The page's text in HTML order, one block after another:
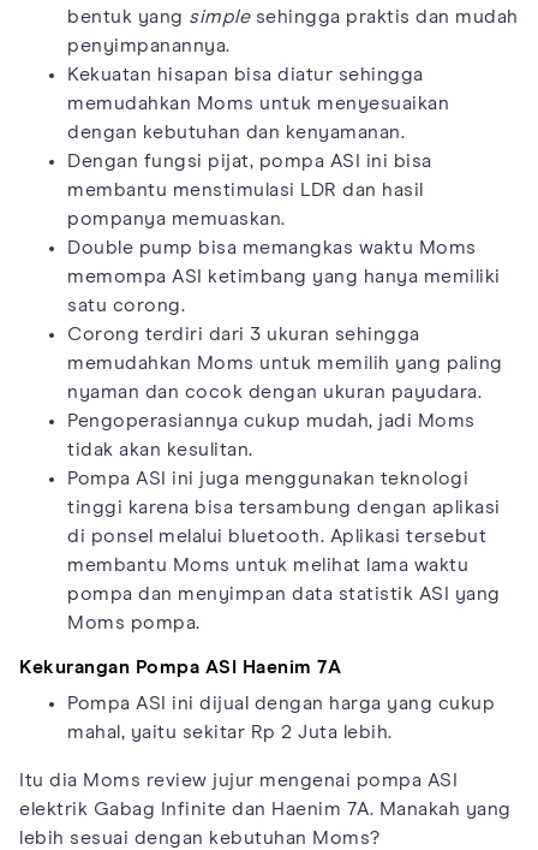
bentuk yang simplesehingga praktis dan mudah
penyimpanannya.
Kekuatan hisapan bisa diatur sehingga
memudahkan Moms untuk menyesuaikan
dengan kebutuhan dan kenyamanan.
Dengan fungsi pijat, pompa ASI ini bisa
membantu menstimulasi LDR dan hasil
pompanya memuaskan.
Double pump bisa memangkas waktu Moms
memompa ASI ketimbang yang hanya memiliki
satu corong.
Corong terdiri dari 3 ukuran sehingga
memudahkan Moms untuk memilih yang paling
nyaman dan cocok dengan ukuran payudara.
Pengoperasiannya cukup mudah, jadi Moms
tidak akan kesulitan.
Pompa ASI ini juga menggunakan teknologi
tinggi karena bisa tersambung dengan aplikasi
di ponsel melalui bluetooth. Aplikasi tersebut
membantu Moms untuk melihat lama waktu
pompa dan menyimpan data statistik ASI yang
Moms pompa.
Kekurangan Pompa ASI Haenim 7A
Pompa ASI ini dijual dengan harga yang cukup
mahal, yaitu sekitar Rp 2 Juta lebih.
Itu dia Moms review jujur mengenai pompa ASI
elektrik Gabag Infinite dan Haenim 7A. Manakah yang
lebih sesuai dengan kebutuhan Moms?